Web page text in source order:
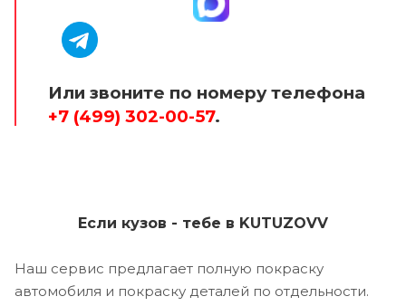
Или звоните по номеру телефона
+7 (499) 302-00-57.
Если кузов - тебе в KUTUZOVV
Наш сервис предлагает полную покраску
автомобиля и покраску деталей по отдельности.